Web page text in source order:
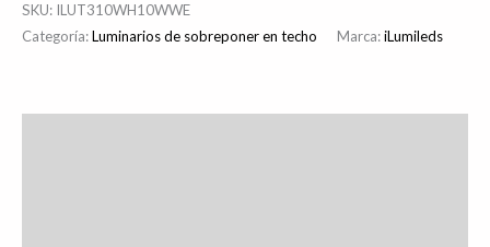
SKU: ILUT310WH10WWE
Categoría:Luminarios de sobreponer en techo Marca:iLumileds